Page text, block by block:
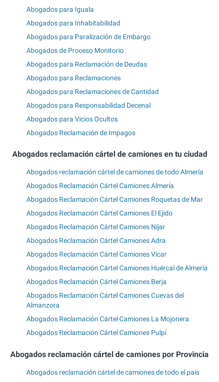
Abogados para Iguala
Abogados para Inhabitabilidad
Abogados para Paralización de Embargo
Abogados de Proceso Monitorio
Abogados para Reclamación de Deudas
Abogados para Reclamaciones
Abogados para Reclamaciones de Cantidad
Abogados para Responsabilidad Decenal
Abogados para Vicios Ocultos
Abogados Reclamación de Impagos
Abogados reclamación cártel de camiones en tu ciudad
Abogados reclamación cártel de camiones de todo Almería
Abogados Reclamación Cártel Camiones Almería
Abogados Reclamación Cártel Camiones Roquetas de Mar
Abogados Reclamación Cártel Camiones El Ejido
Abogados Reclamación Cártel Camiones Níjar
Abogados Reclamación Cártel Camiones Adra
Abogados Reclamación Cártel Camiones Vícar
Abogados Reclamación Cártel Camiones Huércal de Almería
Abogados Reclamación Cártel Camiones Berja
Abogados Reclamación Cártel Camiones Cuevas del
Almanzora
Abogados Reclamación Cártel Camiones La Mojonera
Abogados Reclamación Cártel Camiones Pulpí
Abogados reclamación cártel de camiones por Provincia
Abogados reclamación cártel de camiones de todo el país